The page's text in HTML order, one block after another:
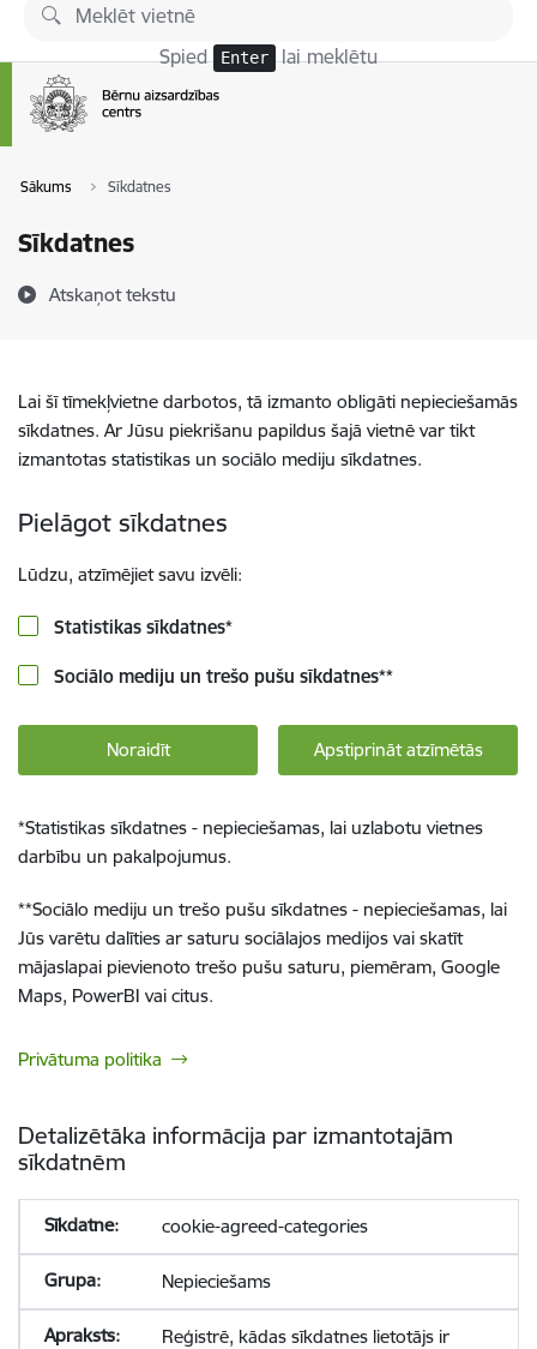
Pāriet uz lapas saturu
Spied Enter lai meklētu
Sākums Sīkdatnes
Sīkdatnes
Atskaņot tekstu
Lai šī tīmekļvietne darbotos, tā izmanto obligāti nepieciešamās
sīkdatnes. Ar Jūsu piekrišanu papildus šajā vietnē var tikt
izmantotas statistikas un sociālo mediju sīkdatnes.
Pielāgot sīkdatnes
Lūdzu, atzīmējiet savu izvēli:
Statistikas sīkdatnes*
Sociālo mediju un trešo pušu sīkdatnes**
Noraidīt Apstiprināt atzīmētās
*Statistikas sīkdatnes - nepieciešamas, lai uzlabotu vietnes
darbību un pakalpojumus.
**Sociālo mediju un trešo pušu sīkdatnes - nepieciešamas, lai
Jūs varētu dalīties ar saturu sociālajos medijos vai skatīt
mājaslapai pievienoto trešo pušu saturu, piemēram, Google
Maps, PowerBI vai citus.
Privātuma politika
Detalizētāka informācija par izmantotajām
sīkdatnēm
cookie-agreed-categories
Nepieciešams
Reģistrē, kādas sīkdatnes lietotājs ir